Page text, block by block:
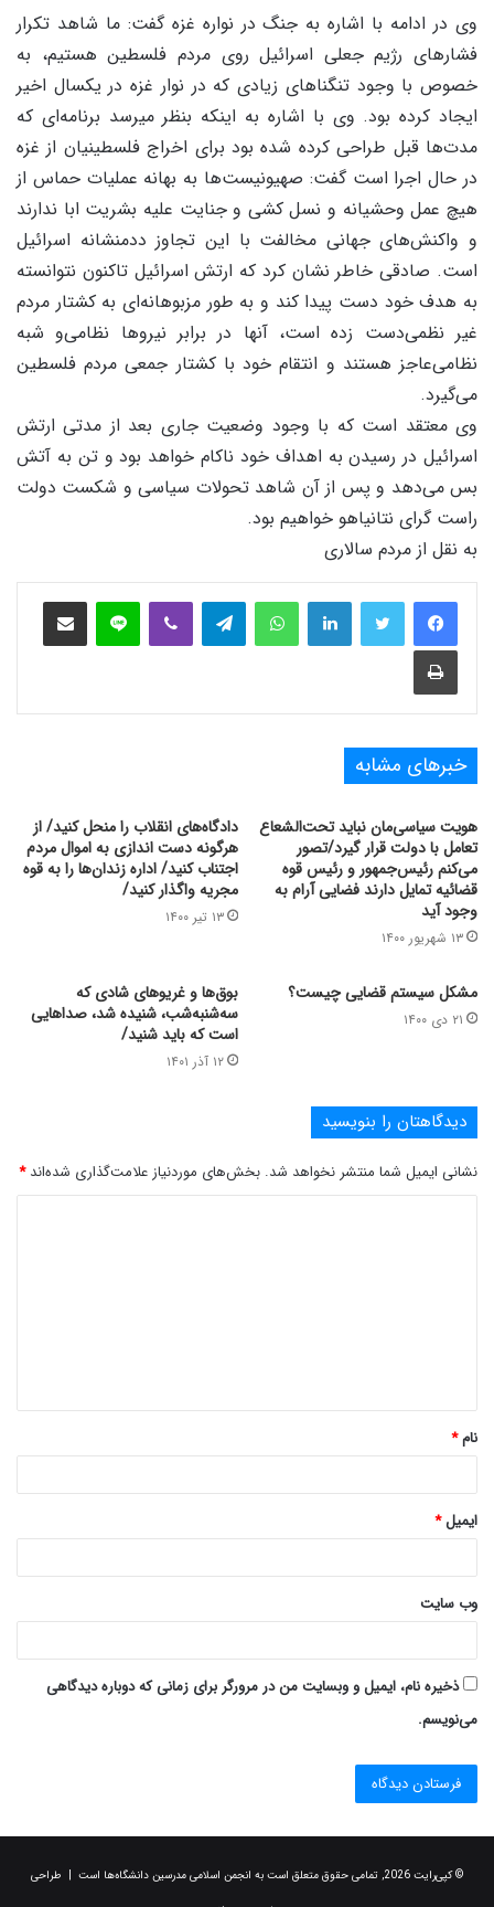
وی در ادامه با اشاره به جنگ در نواره غزه گفت: ما شاهد تکرار
فشارهای رژیم جعلی اسرائیل روی مردم فلسطین هستیم، به
خصوص با وجود تنگناهای زیادی که در نوار غزه در یکسال اخیر
ایجاد کرده بود. وی با اشاره به اینکه بنظر میرسد برنامه‌ای که
مدت‌ها قبل طراحی کرده شده بود برای اخراج فلسطینیان از غزه
در حال اجرا است گفت: صهیونیست‌ها به بهانه عملیات حماس از
هیچ عمل وحشیانه و نسل کشی و جنایت علیه بشریت ابا ندارند
و واکنش‌های جهانی مخالفت با این تجاوز ددمنشانه اسرائیل
است. صادقی خاطر نشان کرد که ارتش اسرائیل تاکنون نتوانسته
به هدف خود دست پیدا کند و به طور مزبوهانه‌ای به کشتار مردم
غیر نظمی‌دست زده است، آنها در برابر نیروها نظامی‌و شبه
نظامی‌عاجز هستند و انتقام خود با کشتار جمعی مردم فلسطین
می‌گیرد.
وی معتقد است که با وجود وضعیت جاری بعد از مدتی ارتش
اسرائیل در رسیدن به اهداف خود ناکام خواهد بود و تن به آتش
بس می‌دهد و پس از آن شاهد تحولات سیاسی و شکست دولت
راست گرای نتانیاهو خواهیم بود.
به نقل از مردم سالاری
فیس بوک لینکدین واتس آپ لاین
چاپ
خبرهای مشابه
هویت سیاسی‌مان نباید تحت‌الشعاع
تعامل با دولت قرار گیرد/تصور
می‌کنم رئیس‌جمهور و رئیس ‌قوه
قضائیه تمایل دارند فضایی آرام به
وجود آید
۱۳ شهریور ۱۴۰۰
دادگاه‌های انقلاب را منحل کنید/ از
هرگونه دست اندازی به اموال مردم
اجتناب کنید/ اداره زندان‌ها را به قوه
مجریه واگذار کنید/
۱۳ تیر ۱۴۰۰
مشکل سیستم قضایی چیست؟
۲۱ دی ۱۴۰۰
بوق‌ها و غریوهای شادی‌ که
سه‌شنبه‌شب، شنیده شد، صداهایی
است که باید شنید/
۱۲ آذر ۱۴۰۱
دیدگاهتان را بنویسید
نشانی ایمیل شما منتشر نخواهد شد. بخش‌های موردنیاز علامت‌گذاری شده‌اند*
*
نام*
ایمیل*
وب‌ سایت
ذخیره نام، ایمیل و وبسایت من در مرورگر برای زمانی که دوباره دیدگاهی
می‌نویسم.
© کپی‌رایت 2026, تمامی حقوق متعلق است به انجمن اسلامی مدرسین دانشگاه‌ها است | طراحی